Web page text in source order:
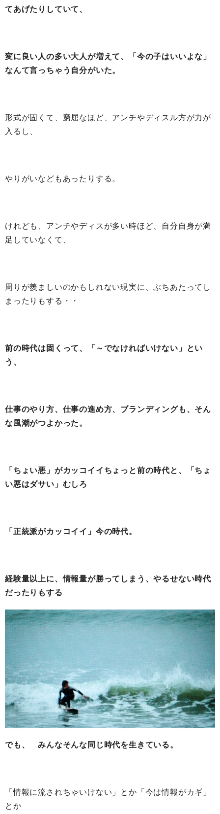
てあげたりしていて、
変に良い人の多い大人が増えて、「今の子はいいよな」
なんて言っちゃう 自分がいた。
形式が固くて、窮屈なほど、アンチやディスル方が力が
入るし、
やりがいなどもあったりする。
けれども、アンチやディスが多い時ほど、自分自身が満
足していなくて、
周りが羨ましいのかもしれない現実に、ぶちあたってし
まったりもする・・
前の時代は固くって、「～でなければいけない」とい
う、
仕事のやり方、仕事の進め方、ブランディングも、そん
な風潮がつよかった。
「ちょい悪」がカッコイイちょっと前の時代と、「ちょ
い悪はダサい」むしろ
「正統派がカッコイイ」今の時代。
経験量以上に、情報量が勝ってしまう、やるせない時代
だったりもする
でも、 みんなそんな同じ時代を生きている。
「情報に流されちゃいけない」とか「今は情報がカギ」
とか